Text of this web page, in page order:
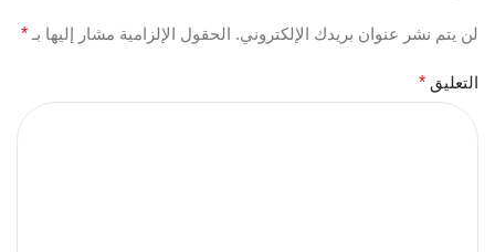
لن يتم نشر عنوان بريدك الإلكتروني. الحقول الإلزامية مشار إليها بـ *
التعليق *